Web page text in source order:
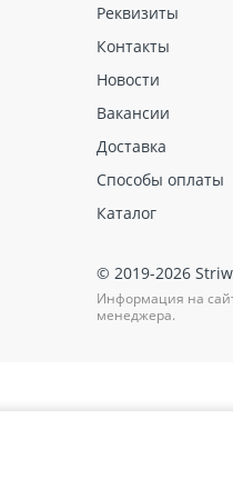
Реквизиты
Контакты
Новости
Вакансии
Доставка
Способы оплаты
Каталог
© 2019-2026
Информация на
менеджера.